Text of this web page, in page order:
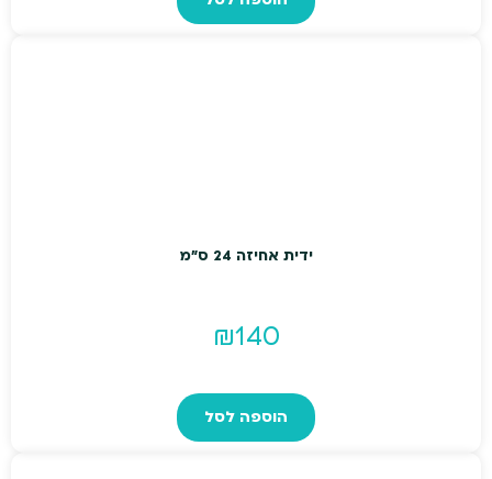
היה: הוא:
ידית אחיזה 24 ס"מ
₪140
הוספה לסל